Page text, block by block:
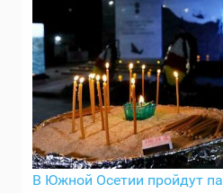
В Южной Осетии пройдут